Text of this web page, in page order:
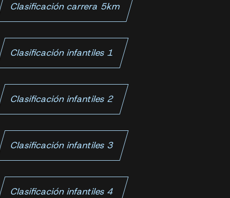
Clasificación carrera 5km
Clasificación infantiles 1
Clasificación infantiles 2
Clasificación infantiles 3
Clasificación infantiles 4